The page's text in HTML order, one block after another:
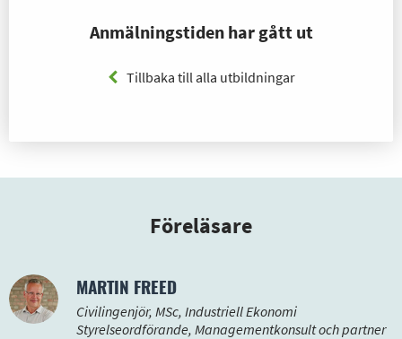
Anmälningstiden har gått ut
Tillbaka till alla utbildningar
Föreläsare
MARTIN FREED
Civilingenjör, MSc, Industriell Ekonomi
Styrelseordförande, Managementkonsult och partner